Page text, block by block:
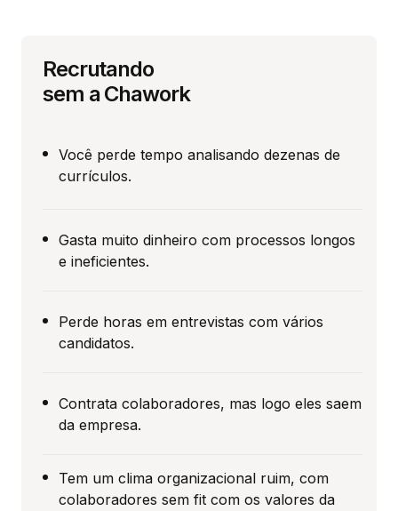
Recrutando
sem a Chawork
Você perde tempo analisando dezenas de
currículos.
Gasta muito dinheiro com processos longos
e ineficientes.
Perde horas em entrevistas com vários
candidatos.
Contrata colaboradores, mas logo eles saem
da empresa.
Tem um clima organizacional ruim, com
colaboradores sem fit com os valores da